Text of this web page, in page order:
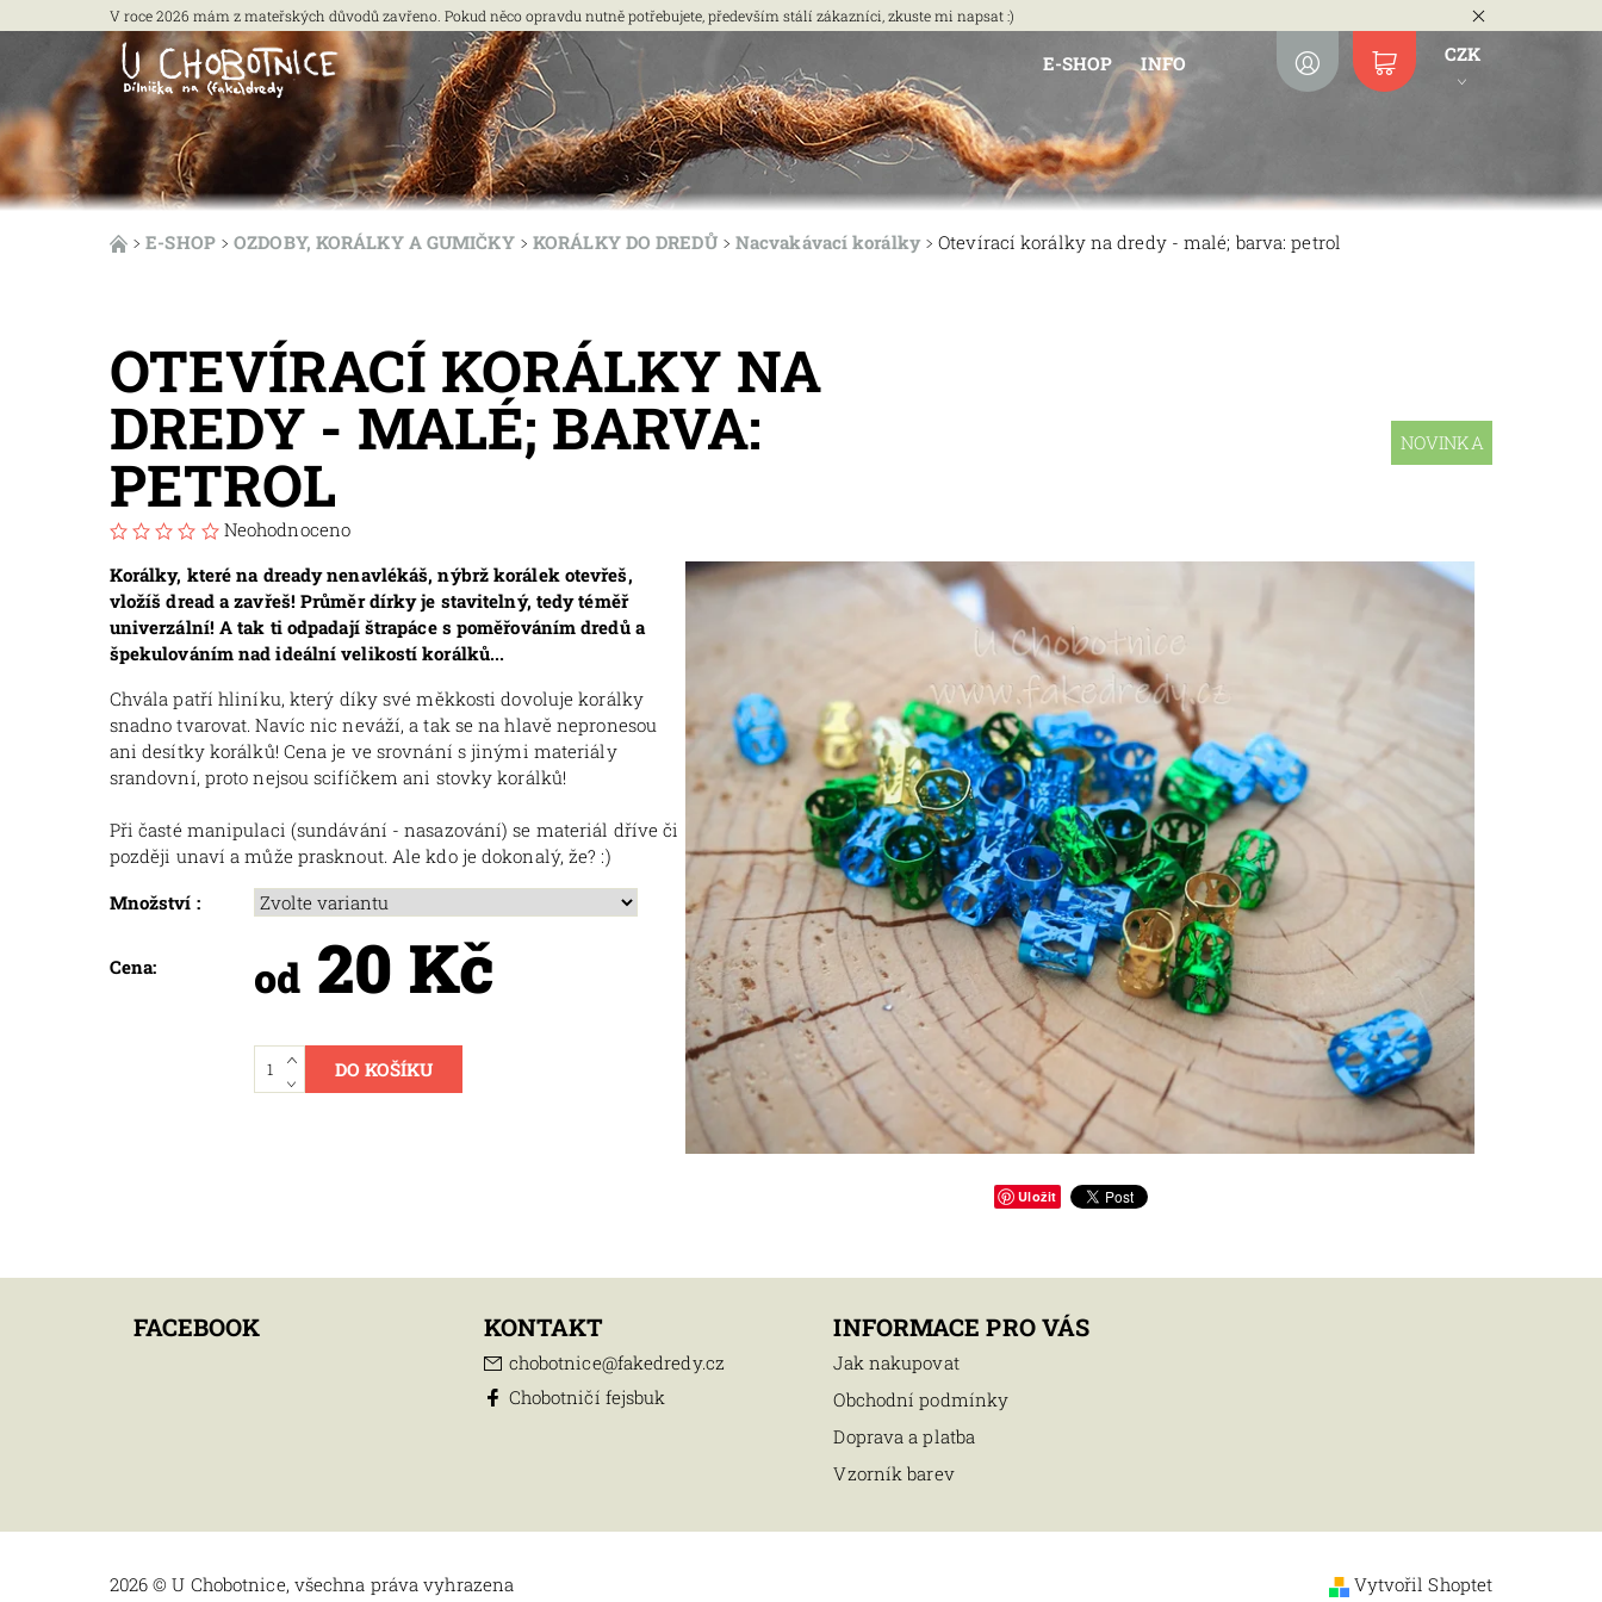
V roce 2026 mám z mateřských důvodů zavřeno. Pokud něco opravdu nutně potřebujete, především stálí zákazníci, zkuste mi napsat :)
E-SHOP INFO CZK
E-SHOP OZDOBY, KORÁLKY A GUMIČKY KORÁLKY DO DREDŮ Nacvakávací korálky Otevírací korálky na dredy - malé; barva: petrol
OTEVÍRACÍ KORÁLKY NA
DREDY - MALÉ; BARVA:
PETROL
Neohodnoceno
NOVINKA
Korálky, které na dready nenavlékáš, nýbrž korálek otevřeš,
vložíš dread a zavřeš! Průměr dírky je stavitelný, tedy téměř
univerzální! A tak ti odpadají štrapáce s poměřováním dredů a
špekulováním nad ideální velikostí korálků...
Chvála patří hliníku, který díky své měkkosti dovoluje korálky
snadno tvarovat. Navíc nic neváží, a tak se na hlavě nepronesou
ani desítky korálků! Cena je ve srovnání s jinými materiály
srandovní, proto nejsou scifíčkem ani stovky korálků!
Při časté manipulaci (sundávání - nasazování) se materiál dříve či
později unaví a může prasknout. Ale kdo je dokonalý, že? :)
Množství :
Cena: od20 Kč
Uložit
FACEBOOK KONTAKT
chobotnice@fakedredy.cz
Chobotničí fejsbuk
INFORMACE PRO VÁS
Jak nakupovat
Obchodní podmínky
Doprava a platba
Vzorník barev
2026 © U Chobotnice, všechna práva vyhrazena Vytvořil Shoptet